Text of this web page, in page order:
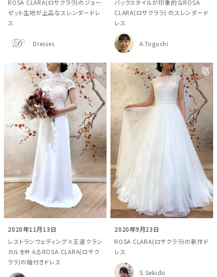
ROSA CLARA(ロサクララ)のジョー
ゼット生地が上品なスレンダードレ
ス
Dresses
バックスタイルが印象的なROSA
CLARA(ロサクララ) のスレンダード
レス
A.Toguchi
2020年11月13日
レストランウェディング×王道クラシ
カルを叶えるROSA CLARA(ロサク
ララ)の袖付きドレス
2020年9月23日
ROSA CLARA(ロサクララ)の新作ド
レス
S.Sekido